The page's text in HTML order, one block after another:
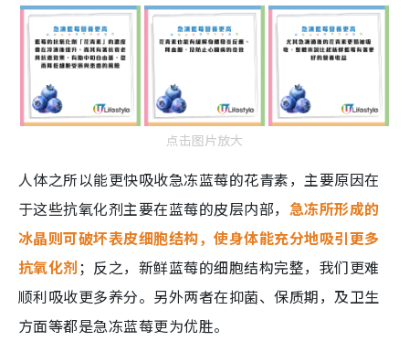
点击图片放大
人体之所以能更快吸收急冻蓝莓的花青素，主要原因在
于这些抗氧化剂主要在蓝莓的皮层内部， 急冻所形成的
冰晶则可破坏表皮细胞结构，使身体能充分地吸引更多
抗氧化剂 ；反之，新鲜蓝莓的细胞结构完整，我们更难
顺利吸收更多养分。另外两者在抑菌、保质期，及卫生
方面等都是急冻蓝莓更为优胜。